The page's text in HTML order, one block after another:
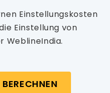
Einstellungskosten
Einstellung von
WeblineIndia.